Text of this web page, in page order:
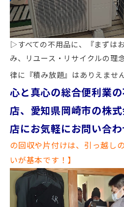
▷すべての不用品に、『まずは
み、リユース・リサイクルの理
律に『積み放題』はありえませ
心と真心の総合便利業
店、愛知県岡崎市の株
店にお気軽にお問い合わ
の回収や片付けは、引っ越し
いが基本です！】